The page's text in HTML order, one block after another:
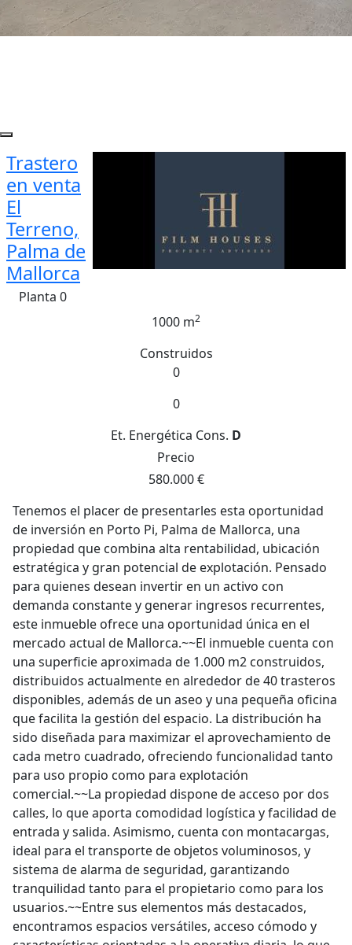
Trastero
en venta
El
Terreno,
Palma de
Mallorca
Planta 0
1000 m2
Construidos
0
0
Et. Energética Cons. D
Precio
580.000 €
Tenemos el placer de presentarles esta oportunidad
de inversión en Porto Pi, Palma de Mallorca, una
propiedad que combina alta rentabilidad, ubicación
estratégica y gran potencial de explotación. Pensado
para quienes desean invertir en un activo con
demanda constante y generar ingresos recurrentes,
este inmueble ofrece una oportunidad única en el
mercado actual de Mallorca.~~El inmueble cuenta con
una superficie aproximada de 1.000 m2 construidos,
distribuidos actualmente en alrededor de 40 trasteros
disponibles, además de un aseo y una pequeña oficina
que facilita la gestión del espacio. La distribución ha
sido diseñada para maximizar el aprovechamiento de
cada metro cuadrado, ofreciendo funcionalidad tanto
para uso propio como para explotación
comercial.~~La propiedad dispone de acceso por dos
calles, lo que aporta comodidad logística y facilidad de
entrada y salida. Asimismo, cuenta con montacargas,
ideal para el transporte de objetos voluminosos, y
sistema de alarma de seguridad, garantizando
tranquilidad tanto para el propietario como para los
usuarios.~~Entre sus elementos más destacados,
encontramos espacios versátiles, acceso cómodo y